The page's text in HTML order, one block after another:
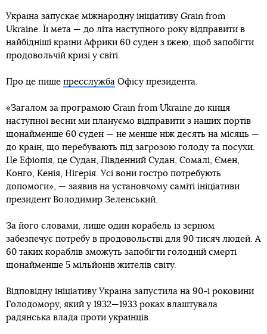
Україна запускає міжнародну ініціативу Grain from
Ukraine. Її мета — до літа наступного року відправити в
найбідніші країни Африки 60 суден з їжею, щоб запобігти
продовольчій кризі у світі.
Про це пише пресслужба Офісу президента.
«Загалом за програмою Grain from Ukraine до кінця
наступної весни ми плануємо відправити з наших портів
щонайменше 60 суден — не менше ніж десять на місяць —
до країн, що перебувають під загрозою голоду та посухи.
Це Ефіопія, це Судан, Південний Судан, Сомалі, Ємен,
Конго, Кенія, Нігерія. Усі вони гостро потребують
допомоги», — заявив на установчому саміті ініціативи
президент Володимир Зеленський.
За його словами, лише один корабель із зерном
забезпечує потребу в продовольстві для 90 тисяч людей. А
60 таких кораблів зможуть запобігти голодній смерті
щонайменше 5 мільйонів жителів світу.
Відповідну ініціативу Україна запустила на 90-і роковини
Голодомору, який у 1932—1933 роках влаштувала
радянська влада проти українців.